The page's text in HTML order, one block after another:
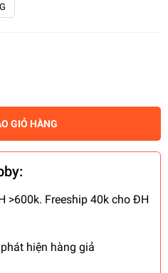
GIỎ HÀNG
>600k. Freeship 40k cho ĐH
hiện hàng giả